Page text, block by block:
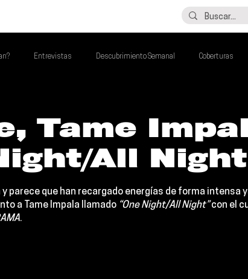
Entrevistas Descubrimiento Semanal Coberturas
Talento Mexa Semanal Álbumes de la Semana
Tame
All
parece que han recargado energías de forma intensa
a
Tame Impala llamado “One Night/All Night” con el
.